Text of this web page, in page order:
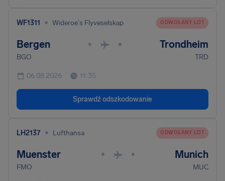
WF1311 • Wideroe's Flyveselskap ODWOŁANY LOT
Bergen • • Trondheim
BGO TRD
06.08.2026 11:35
Sprawdź odszkodowanie
LH2137 • Lufthansa ODWOŁANY LOT
Muenster • • Munich
FMO MUC